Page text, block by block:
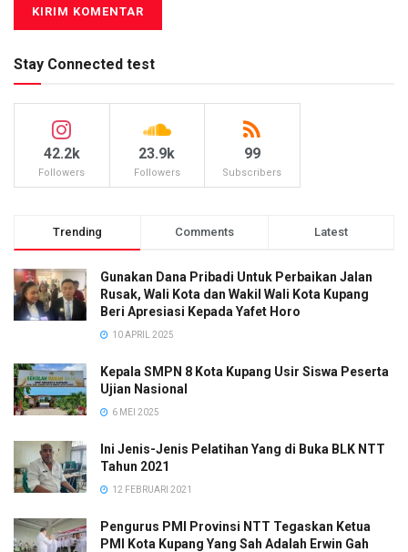
Stay Connected test
42.2k
Followers
23.9k
Followers
99
Subscribers
Trending Comments Latest
Gunakan Dana Pribadi Untuk Perbaikan Jalan
Rusak, Wali Kota dan Wakil Wali Kota Kupang
Beri Apresiasi Kepada Yafet Horo
10 APRIL 2025
Kepala SMPN 8 Kota Kupang Usir Siswa Peserta
Ujian Nasional
6 MEI 2025
Ini Jenis-Jenis Pelatihan Yang di Buka BLK NTT
Tahun 2021
12 FEBRUARI 2021
Pengurus PMI Provinsi NTT Tegaskan Ketua
PMI Kota Kupang Yang Sah Adalah Erwin Gah